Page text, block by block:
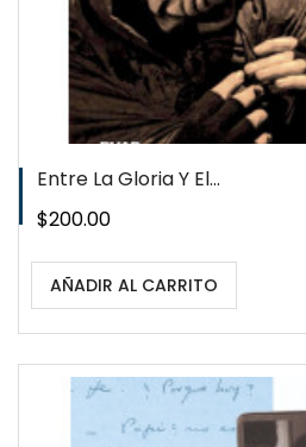
Entre La Gloria Y El...
Precio
$200.00
AÑADIR AL CARRITO